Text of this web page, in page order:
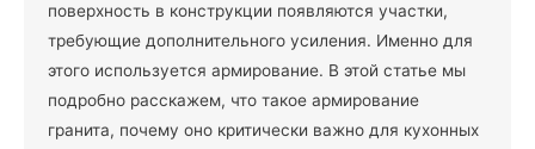
поверхность в конструкции появляются участки,
требующие дополнительного усиления. Именно для
этого используется армирование. В этой статье мы
подробно расскажем, что такое армирование
гранита, почему оно критически важно для кухонных